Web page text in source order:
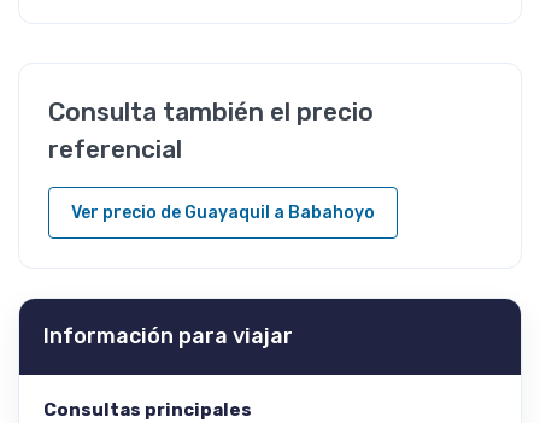
Consulta también el precio
referencial
Ver precio de Guayaquil a Babahoyo
Información para viajar
Consultas principales